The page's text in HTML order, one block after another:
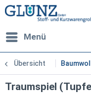
Menü
Übersicht
Traumspiel